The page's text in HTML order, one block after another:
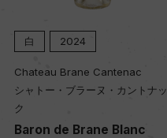
白
キャップの仕様
コルク
白 2024
Chateau Brane Cantenac
シャトー・ブラーヌ・カントナッ
ク
Baron de Brane Blanc